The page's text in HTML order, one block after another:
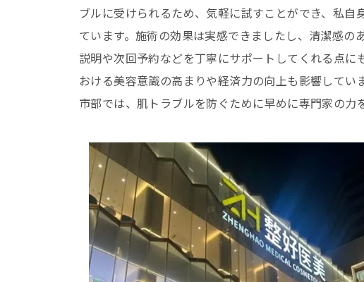
ブルに受けられるため、気軽に試すことができ、私
ています。施術の効果は実感できましたし、清潔感
説明や次回予約などを丁寧にサポートしてくれる点
おける美容意識の高まりや経済力の向上も影響して
市部では、肌トラブルを防ぐために早めに専門家の力